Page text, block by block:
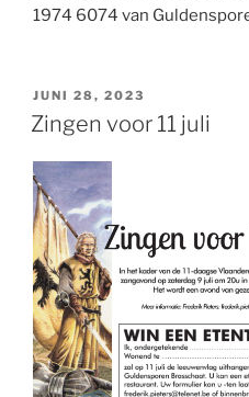
1974 6074 van
GEPLAATST
OP
JUNI 28, 2023
Zingen voor 11 juli